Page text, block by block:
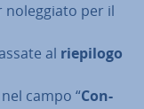
no­leg­gia­to per il
al riepilogo
campo “Con­